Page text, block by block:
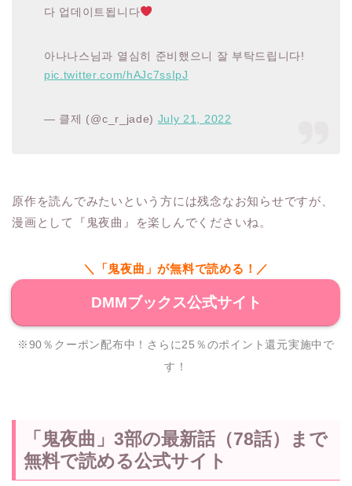
다 업데이트됩니다
아나나스님과 열심히 준비했으니 잘 부탁드립니다!
pic.twitter.com/hAJc7ssIpJ
— 클제 (@c_r_jade) July 21, 2022
原作を読んでみたいという方には残念なお知らせですが、
漫画として『鬼夜曲』を楽しんでくださいね。
＼「鬼夜曲」が無料で読める！／
DMMブックス公式サイト
※90％クーポン配布中！さらに25％のポイント還元実施中で
す！
「鬼夜曲」3部の最新話（78話）まで
無料で読める公式サイト